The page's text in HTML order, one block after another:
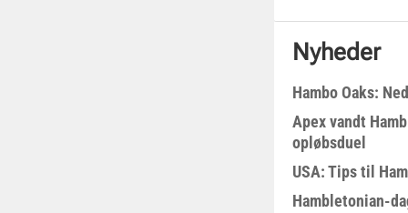
Nyheder
Hambo Oaks:
Apex vandt
opløbsduel
USA: Tips til
Hambletonian-